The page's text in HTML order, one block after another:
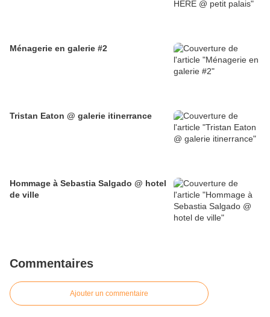
Ménagerie en galerie #2
Tristan Eaton @ galerie itinerrance
Hommage à Sebastia Salgado @ hotel
de ville
Commentaires
Ajouter un commentaire